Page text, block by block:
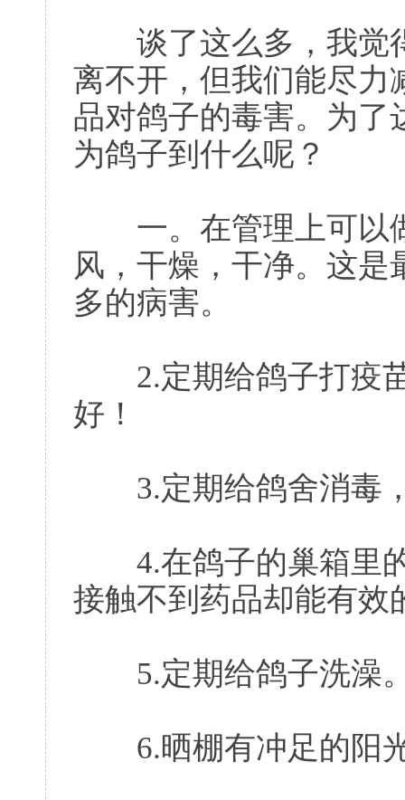
谈了这么多，我觉
离不开，但我们能尽力
品对鸽子的毒害。为了
为鸽子到什么呢？
一。在管理上可以
风，干燥，干净。这
多的病害。
2.定期给鸽子打疫苗
好！
3.定期给鸽舍消毒，
4.在鸽子的巢箱里的
接触不到药品却能有效
5.定期给鸽子洗澡
6.晒棚有冲足的阳